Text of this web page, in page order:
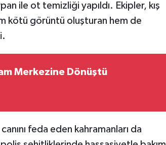
ile ot temizliği yapıldı. Ekipler, kış
kötü görüntü oluşturan hem de
Merkezine Dönüştü
feda eden kahramanları da